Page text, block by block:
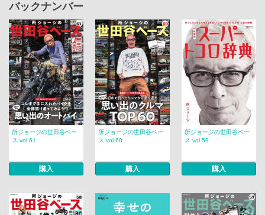
バックナンバー
所ジョージの世田谷ベー
ス vol.61
購入
所ジョージの世田谷ベー
ス vol.60
購入
所ジョージの世田谷ベー
ス vol.59
購入